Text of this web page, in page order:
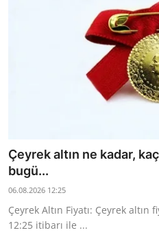
Çeyrek altın ne kadar,
bugü...
06.08.2026 12:25
Çeyrek Altın Fiyatı: Çeyrek altın
12:25 itibarı ile ...